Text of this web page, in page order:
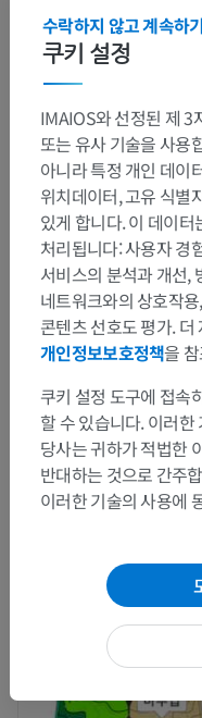
쿠키 설정
수락하지 않고 계속하기
IMAIOS와 선정된 제 3
또는 유사 기술을 사용
아니라 특정 개인 데이
위치데이터, 고유 식별
있게 합니다. 이 데이터
처리됩니다: 사용자 경
서비스의 분석과 개선,
네트워크와의 상호작
콘텐츠 선호도 평가.
개인정보보호정책을
쿠키 설정 도구에 접속
할 수 있습니다. 이러
당사는 귀하가 적법한
반대하는 것으로 간주
이러한 기술의 사용에